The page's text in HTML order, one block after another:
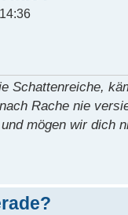
Schattenreiche,
Rache nie
mögen wir dich